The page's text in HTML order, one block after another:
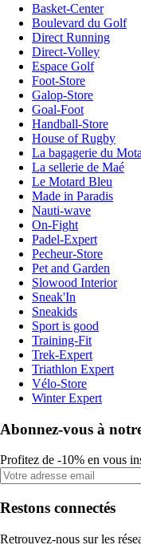
Basket-Center
Boulevard du Golf
Direct Running
Direct-Volley
Espace Golf
Foot-Store
Galop-Store
Goal-Foot
Handball-Store
House of Rugby
La bagagerie du
La sellerie de Maé
Le Motard Bleu
Made in Paradis
Nauti-wave
On-Fight
Padel-Expert
Pecheur-Store
Pet and Garden
Slowood Interior
Sneak'In
Sneakids
Sport is good
Training-Fit
Trek-Expert
Triathlon Expert
Vélo-Store
Winter Expert
Abonnez-vous à
Profitez de -10% en vous
Restons connectés
Retrouvez-nous sur les